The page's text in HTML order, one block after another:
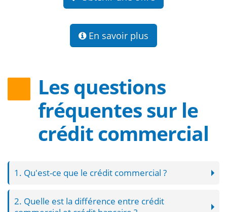
En savoir plus
Les questions
fréquentes sur le
crédit commercial
1. Qu'est-ce que le crédit commercial ?
2. Quelle est la différence entre crédit